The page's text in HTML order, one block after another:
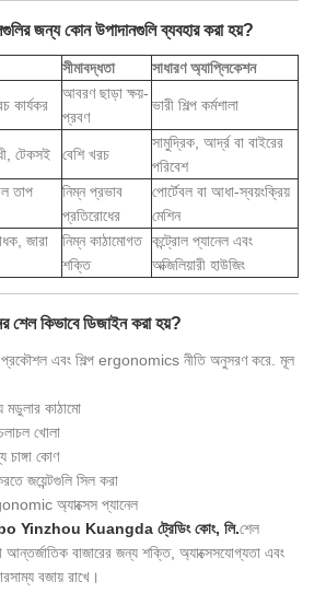
জন্য কোন উপাদানগুলি ব্যবহার করা হয়?
সীমাবদ্ধতা সাধারণ অ্যাপ্লিকেশন
কার্যকর
আবরণ ছাড়া ক্ষয়-
প্রবণ
ভারী শিল্প কর্মশালা
টেকসই বেশি খরচ
সামুদ্রিক, আর্দ্র বা বাইরের
পরিবেশ
তাপ
নিম্ন প্রভাব
প্রতিরোধের
পোর্টেবল বা আধা-স্বয়ংক্রিয়
মেশিন
জারা
নিম্ন কাঠামোগত
শক্তি
কন্ট্রোল প্যানেল এবং
অক্জিলিয়ারী হাউজিং
শেল কিভাবে ডিজাইন করা হয়?
প্রকৌশল এবং শিল্প ergonomics নীতি অনুসরণ করে. মূল
মডুলার কাঠামো
খোলা
চাঙ্গা কোণ
জয়েন্টগুলি সিল করা
অ্যাক্সেস প্যানেল
Yinzhou Kuangda ট্রেডিং কোং, লি.শেল
বাজারের জন্য শক্তি, অ্যাক্সেসযোগ্যতা এবং
বজায় রাখে।